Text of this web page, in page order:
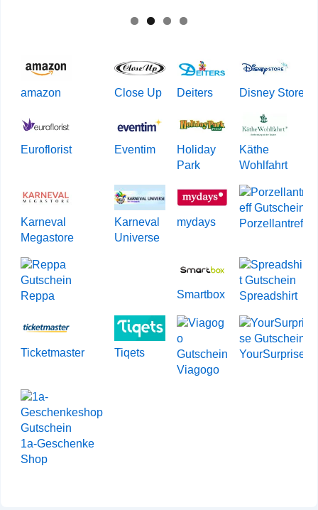
amazon Close Up Deiters Disney Store
Euroflorist Eventim
Holiday
Park
Käthe
Wohlfahrt
Karneval
Megastore
Karneval
Universe
mydays Porzellantreff
Reppa Smartbox Spreadshirt
Ticketmaster
Tiqets
Viagogo
YourSurprise
1a-Geschenke
Shop